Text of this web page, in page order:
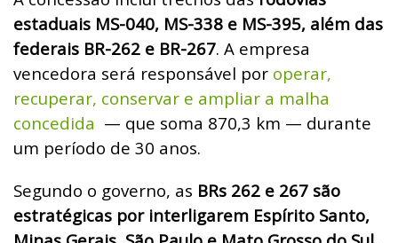
estaduais MS-040, MS-338 e MS-395, além das
federais BR-262 e BR-267. A empresa
vencedora será responsável por operar,
recuperar, conservar e ampliar a malha
concedida — que soma 870,3 km — durante
um período de 30 anos.
Segundo o governo, as BRs 262 e 267 são
estratégicas por interligarem Espírito Santo,